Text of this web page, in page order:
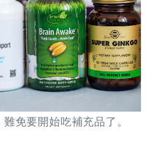
免要開始吃補充品了。